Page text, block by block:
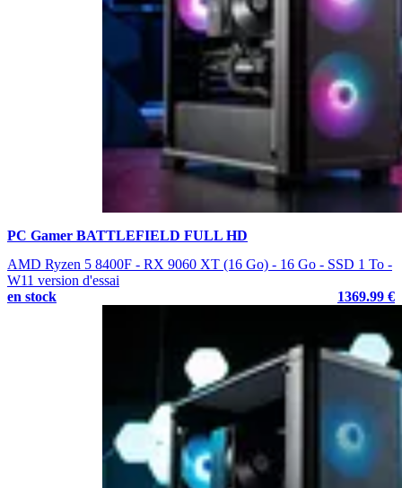
PC Gamer BATTLEFIELD FULL HD
AMD Ryzen 5 8400F - RX 9060 XT (16 Go) - 16 Go - SSD 1 To -
W11 version d'essai
en stock
1369.99 €